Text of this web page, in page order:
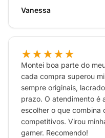
Vanessa
★★★★★
Montei boa parte do
cada compra superou
sempre originais,
prazo. O atendimento é
escolher o que combina
competitivos. Virou
gamer. Recomendo!